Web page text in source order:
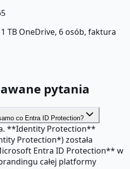
TB OneDrive, 6 osób, faktura
pytania
co Entra ID Protection?
**Identity Protection**
Protection*) została
Entra ID Protection** w
całej platformy